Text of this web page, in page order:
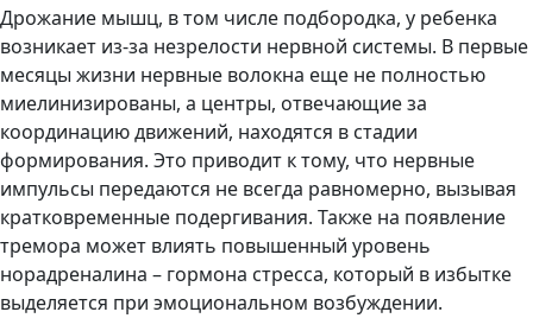
Дрожание мышц, в том числе подбородка, у ребенка
возникает из-за незрелости нервной системы. В первые
месяцы жизни нервные волокна еще не полностью
миелинизированы, а центры, отвечающие за
координацию движений, находятся в стадии
формирования. Это приводит к тому, что нервные
импульсы передаются не всегда равномерно, вызывая
кратковременные подергивания. Также на появление
тремора может влиять повышенный уровень
норадреналина – гормона стресса, который в избытке
выделяется при эмоциональном возбуждении.